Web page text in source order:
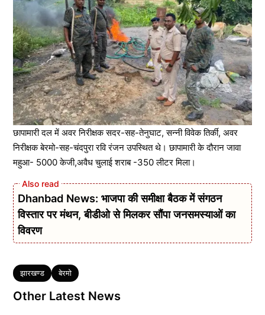
छापामारी दल में अवर निरीक्षक सदर-सह-तेनुघाट, सन्नी विवेक तिर्की, अवर
निरीक्षक बेरमो-सह-चंदपुरा रवि रंजन उपस्थित थे। छापामारी के दौरान जावा
महुआ- 5000 केजी,अवैध चुलाई शराब -350 लीटर मिला।
Dhanbad News: भाजपा की समीक्षा बैठक में संगठन
विस्तार पर मंथन, बीडीओ से मिलकर सौंपा जनसमस्याओं का
विवरण
Tags
झारखण्ड बेरमो
Other Latest News